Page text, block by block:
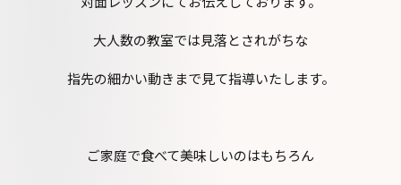
大人数の教室では見落とされがちな
指先の細かい動きまで見て指導いたします。
ご家庭で食べて美味しいのはもちろん